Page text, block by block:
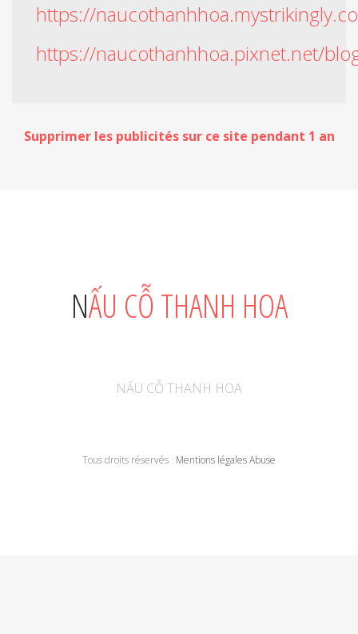
https://
https://naucothanhhoa.pixnet.net/
Supprimer les publicités sur ce site pendant 1 an
NẤU CỖ THANH HOA
NẤU CỖ THANH HOA
Tous droits réservés Mentions légalesAbuse